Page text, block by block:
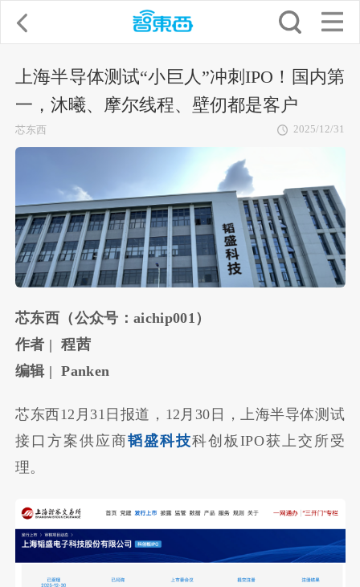
上海半导体测试“小巨人”冲刺IPO！国内第
一，沐曦、摩尔线程、壁仞都是客户
芯东西 2025/12/31
芯东西（公众号：aichip001）
作者 | 程茜
编辑 | Panken
芯东西12月31日报道，12月30日，上海半导体测试
接口方案供应商韬盛科技科创板IPO获上交所受
理。